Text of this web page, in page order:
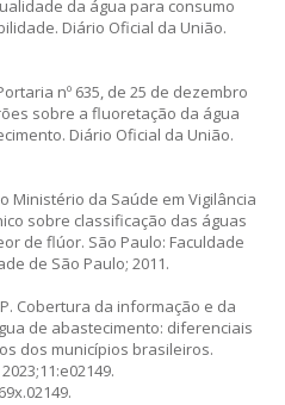
da água para consumo
Diário Oficial da União.
nº 635, de 25 de dezembro
sobre a fluoretação da água
Diário Oficial da União.
Ministério da Saúde em Vigilância
sobre classificação das águas
de flúor. São Paulo: Faculdade
de São Paulo; 2011.
Cobertura da informação e da
de abastecimento: diferenciais
dos municípios brasileiros.
.